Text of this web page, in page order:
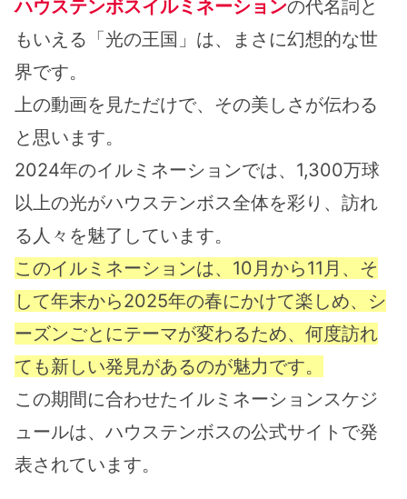
ハウステンボスイルミネーションの代名詞と
もいえる「光の王国」は、まさに幻想的な世
界です。
上の動画を見ただけで、その美しさが伝わる
と思います。
2024年のイルミネーションでは、1,300万球
以上の光がハウステンボス全体を彩り、訪れ
る人々を魅了しています。
このイルミネーションは、10月から11月、そ
して年末から2025年の春にかけて楽しめ、シ
ーズンごとにテーマが変わるため、何度訪れ
ても新しい発見があるのが魅力です。
この期間に合わせたイルミネーションスケジ
ュールは、ハウステンボスの公式サイトで発
表されています。